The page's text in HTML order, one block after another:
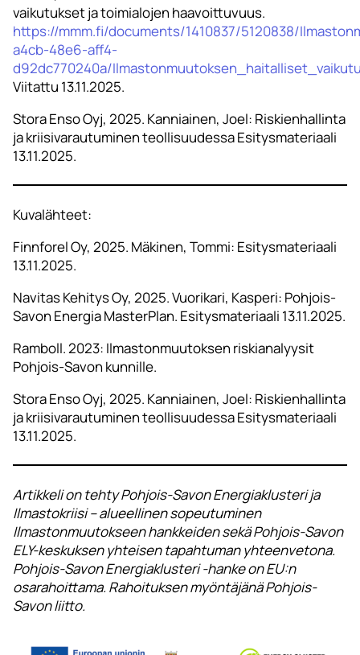
vaikutukset ja toimialojen haavoittuvuus.
https://mmm.fi/documents/1410837/5120838/
a4cb-48e6-aff4-
d92dc770240a/
Viitattu 13.11.2025.
Stora Enso Oyj, 2025. Kanniainen, Joel: Riskienhallinta
ja kriisivarautuminen teollisuudessa Esitysmateriaali
13.11.2025.
Kuvalähteet:
Finnforel Oy, 2025. Mäkinen, Tommi: Esitysmateriaali
13.11.2025.
Navitas Kehitys Oy, 2025. Vuorikari, Kasperi: Pohjois-
Savon Energia MasterPlan. Esitysmateriaali 13.11.2025.
Ramboll. 2023: Ilmastonmuutoksen riskianalyysit
Pohjois-Savon kunnille.
Stora Enso Oyj, 2025. Kanniainen, Joel: Riskienhallinta
ja kriisivarautuminen teollisuudessa Esitysmateriaali
13.11.2025.
Artikkeli on tehty Pohjois-Savon Energiaklusteri ja
Ilmastokriisi – alueellinen sopeutuminen
Ilmastonmuutokseen hankkeiden sekä Pohjois-Savon
ELY-keskuksen yhteisen tapahtuman yhteenvetona.
Pohjois-Savon Energiaklusteri -hanke on EU:n
osarahoittama. Rahoituksen myöntäjänä Pohjois-
Savon liitto.